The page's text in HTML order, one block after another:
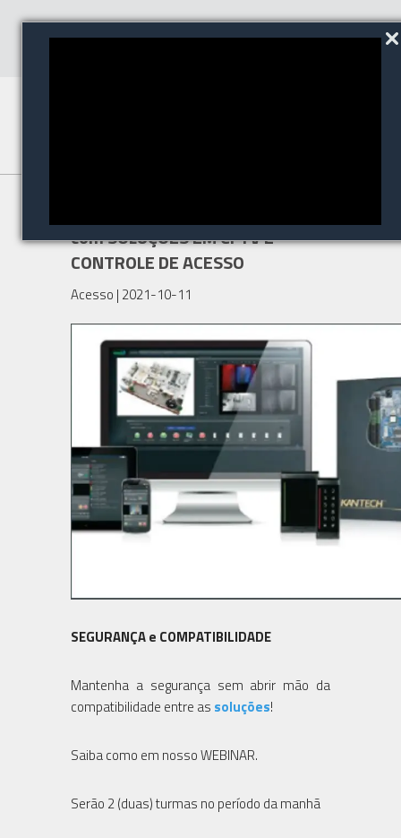
com SOLUÇÕES EM CFTV E
CONTROLE DE ACESSO
Acesso | 2021-10-11
SEGURANÇA e COMPATIBILIDADE
Mantenha a segurança sem abrir mão da
compatibilidade entre as soluções!
Saiba como em nosso WEBINAR.
Serão 2 (duas) turmas no período da manhã